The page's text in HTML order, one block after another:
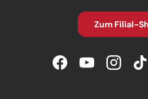
Zum Filial-
FacebookYouTube